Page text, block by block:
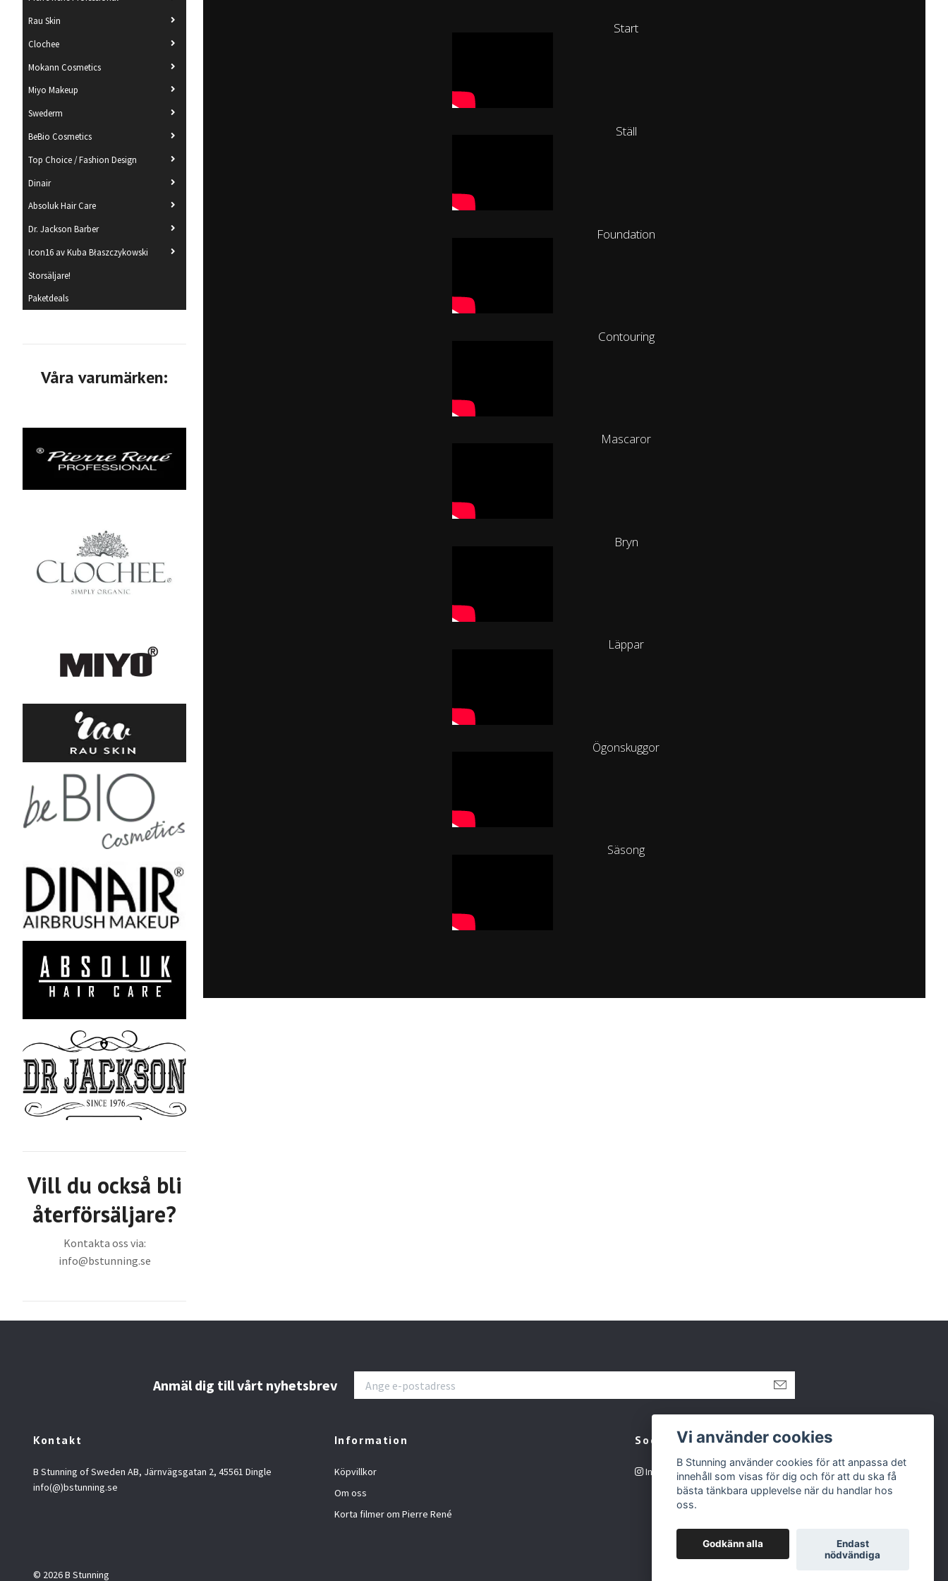
Rau Skin
Clochee
Mokann Cosmetics
Miyo Makeup
Swederm
BeBio Cosmetics
Top Choice / Fashion Design
Dinair
Absoluk Hair Care
Dr. Jackson Barber
Icon16 av Kuba Błaszczykowski
Storsäljare!
Paketdeals
Våra varumärken:
Vill du också bli
återförsäljare?
Kontakta oss via:
info@bstunning.se
Start
Ställ
Foundation
Contouring
Mascaror
Bryn
Läppar
Ögonskuggor
Säsong
Anmäl dig till vårt nyhetsbrev
Kontakt
B Stunning of Sweden AB, Järnvägsgatan 2, 45561 Dingle
info(@)bstunning.se
Information
Köpvillkor
Om oss
Korta filmer om Pierre René
Sociala medier
Instagram
© 2026 B Stunning
Vi använder cookies
B Stunning använder cookies för att anpassa det
innehåll som visas för dig och för att du ska få
bästa tänkbara upplevelse när du handlar hos
oss.
Godkänn alla
Endast
nödvändiga